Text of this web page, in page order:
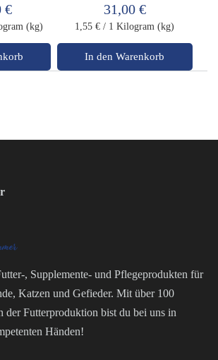
€
(kg)
31,00 €
1,55 € / 1 Kilogram (kg)
In den Warenkorb
, Supplemente- und Pflegeprodukten für
Katzen und Gefieder. Mit über 100
der Futterproduktion bist du bei uns in
Händen!